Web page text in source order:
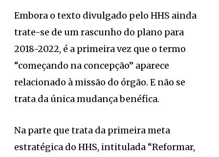
Embora o texto divulgado pelo HHS ainda
trate-se de um rascunho do plano para
2018-2022, é a primeira vez que o termo
“começando na concepção” aparece
relacionado à missão do órgão. E não se
trata da única mudança benéfica.
Na parte que trata da primeira meta
estratégica do HHS, intitulada “Reformar,